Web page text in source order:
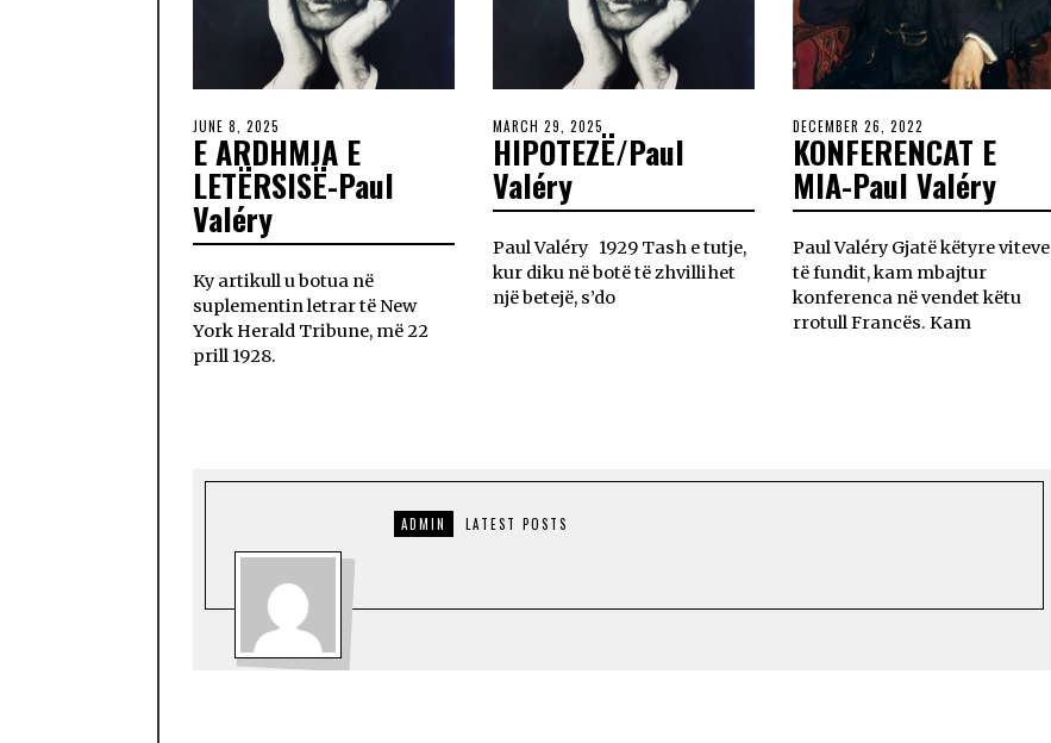
JUNE 8, 2025
E ARDHMJA E
LETËRSISË-Paul
Valéry
Ky artikull u botua në
suplementin letrar të New
York Herald Tribune, më 22
prill 1928.
MARCH 29, 2025
HIPOTEZË/Paul
Valéry
Paul Valéry 1929 Tash e tutje,
kur diku në botë të zhvillihet
një betejë, s’do
DECEMBER 26, 2022
KONFERENCAT E
MIA-Paul Valéry
Paul Valéry Gjatë këtyre viteve
të fundit, kam mbajtur
konferenca në vendet këtu
rrotull Francës. Kam
ADMIN LATEST POSTS